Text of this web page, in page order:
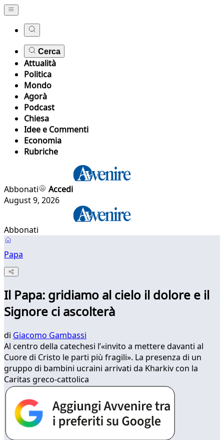
Cerca
Attualità
Politica
Mondo
Agorà
Podcast
Chiesa
Idee e Commenti
Economia
Rubriche
Abbonati
Accedi
August 9, 2026
Abbonati
Papa
Il Papa: gridiamo al cielo il dolore e il
Signore ci ascolterà
di Giacomo Gambassi
Al centro della catechesi l’«invito a mettere davanti al
Cuore di Cristo le parti più fragili». La presenza di un
gruppo di bambini ucraini arrivati da Kharkiv con la
Caritas greco-cattolica